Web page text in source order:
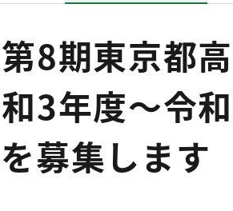
8期東京都高
3年度～令
募集します